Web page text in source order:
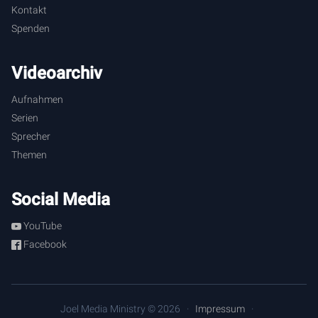
Kontakt
Spenden
Videoarchiv
Aufnahmen
Serien
Sprecher
Themen
Social Media
YouTube
Facebook
Joel Media Ministry © 2026
Impressum